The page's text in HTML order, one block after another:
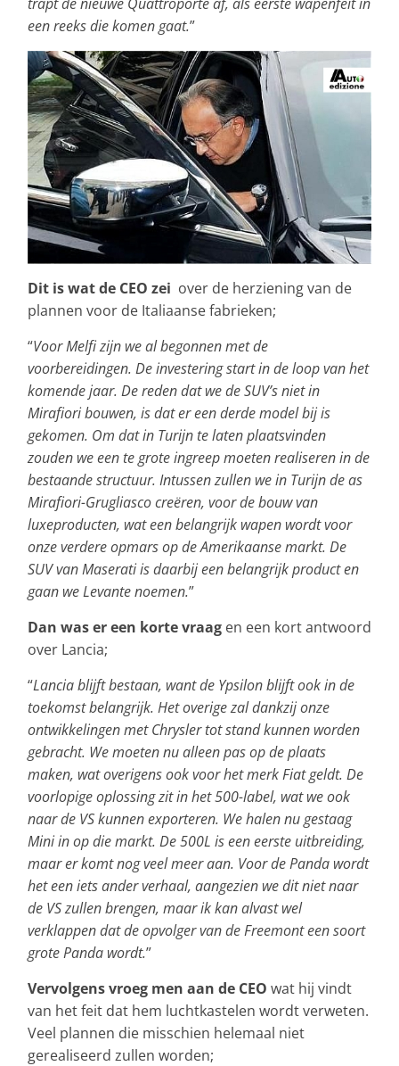
een reeks die komen gaat.”
Dit is wat de CEO zei over de herziening van de
plannen voor de Italiaanse fabrieken;
“Voor Melfi zijn we al begonnen met de
voorbereidingen. De investering start in de loop van het
komende jaar. De reden dat we de SUV’s niet in
Mirafiori bouwen, is dat er een derde model bij is
gekomen. Om dat in Turijn te laten plaatsvinden
zouden we een te grote ingreep moeten realiseren in de
bestaande structuur. Intussen zullen we in Turijn de as
Mirafiori-Grugliasco creëren, voor de bouw van
luxeproducten, wat een belangrijk wapen wordt voor
onze verdere opmars op de Amerikaanse markt. De
SUV van Maserati is daarbij een belangrijk product en
gaan we Levante noemen.”
Dan was er een korte vraag en een kort antwoord
over Lancia;
“Lancia blijft bestaan, want de Ypsilon blijft ook in de
toekomst belangrijk. Het overige zal dankzij onze
ontwikkelingen met Chrysler tot stand kunnen worden
gebracht. We moeten nu alleen pas op de plaats
maken, wat overigens ook voor het merk Fiat geldt. De
voorlopige oplossing zit in het 500-label, wat we ook
naar de VS kunnen exporteren. We halen nu gestaag
Mini in op die markt. De 500L is een eerste uitbreiding,
maar er komt nog veel meer aan. Voor de Panda wordt
het een iets ander verhaal, aangezien we dit niet naar
de VS zullen brengen, maar ik kan alvast wel
verklappen dat de opvolger van de Freemont een soort
grote Panda wordt.”
Vervolgens vroeg men aan de CEO wat hij vindt
van het feit dat hem luchtkastelen wordt verweten.
Veel plannen die misschien helemaal niet
gerealiseerd zullen worden;